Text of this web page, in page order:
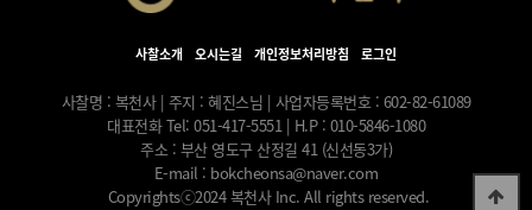
사찰소개 오시는길 개인정보처리방침 로그인
사찰명 : 복천사 | 주지 : 혜진스님 | 사업자등록번호 : 602-82-61089
대표전화 Tel: 051-417-5551 | H.P : 010-5846-1080
주소 : 부산 영도구 산정길 41 (신선동3가)
E-mail : bokcheonsa@naver.com
Copyrightsⓒ2024 복천사 Inc. All rights reserved.